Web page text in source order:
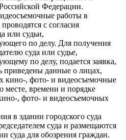
Федерации.
работы в
с согласия
или судьи,
по делу. Для получения
суда или судье,
по делу, подается заявка,
приведены данные о лицах,
кино-, фото- и видеосъемочные
месте, времени и порядке
, фото- и видеосъемочных
в здании городского суда
суда и размещаются
суда для обозрения граждан.